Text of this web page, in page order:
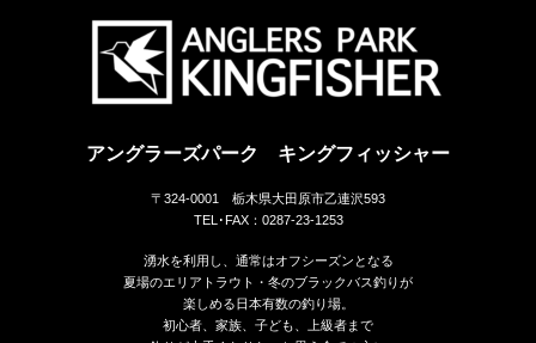
アングラーズパーク キングフィッシャー
〒324-0001 栃木県大田原市乙連沢593
TEL･FAX：0287-23-1253
湧水を利用し、通常はオフシーズンとなる
夏場のエリアトラウト・冬のブラックバス釣りが
楽しめる日本有数の釣り場。
初心者、家族、子ども、上級者まで